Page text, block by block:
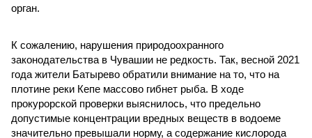
орган.
К сожалению, нарушения природоохранного
законодательства в Чувашии не редкость. Так, весной 2021
года жители Батырево обратили внимание на то, что на
плотине реки Кепе массово гибнет рыба. В ходе
прокурорской проверки выяснилось, что предельно
допустимые концентрации вредных веществ в водоеме
значительно превышали норму, а содержание кислорода